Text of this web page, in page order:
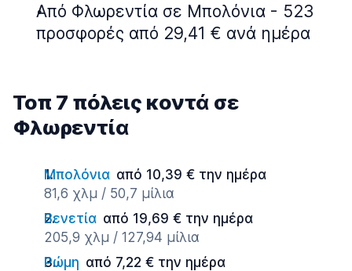
Από Φλωρεντία σε Μπολόνια - 523
προσφορές από 29,41 € ανά ημέρα
Τοπ 7 πόλεις κοντά σε
Φλωρεντία
Μπολόνια από 10,39 € την ημέρα
81,6 χλμ / 50,7 μίλια
Βενετία από 19,69 € την ημέρα
205,9 χλμ / 127,94 μίλια
Ρώμη από 7,22 € την ημέρα